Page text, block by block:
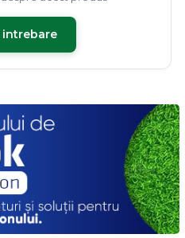
intrebare